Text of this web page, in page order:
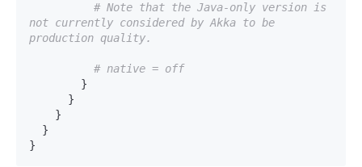
# Note that the Java-only version is
not currently considered by Akka to be
production quality.
# native = off
}